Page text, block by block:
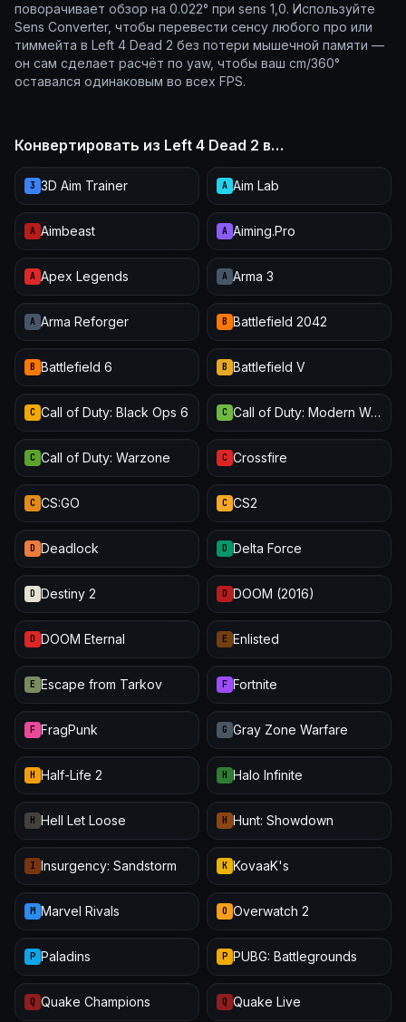
поворачивает обзор на 0.022° при sens 1,0. Используйте
Sens Converter, чтобы перевести сенсу любого про или
тиммейта в Left 4 Dead 2 без потери мышечной памяти —
он сам сделает расчёт по yaw, чтобы ваш cm/360°
оставался одинаковым во всех FPS.
Конвертировать из Left 4 Dead 2 в…
3 3D Aim Trainer A Aim Lab
A Aimbeast A Aiming.Pro
A Apex Legends A Arma 3
A Arma Reforger B Battlefield 2042
B Battlefield 6 B Battlefield V
C Call of Duty: Black Ops 6 C Call of Duty: Modern Warfare III
C Call of Duty: Warzone C Crossfire
C CS:GO C CS2
D Deadlock D Delta Force
D Destiny 2 D DOOM (2016)
D DOOM Eternal E Enlisted
E Escape from Tarkov F Fortnite
F FragPunk G Gray Zone Warfare
H Half-Life 2 H Halo Infinite
H Hell Let Loose H Hunt: Showdown
I Insurgency: Sandstorm K KovaaK's
M Marvel Rivals O Overwatch 2
P Paladins P PUBG: Battlegrounds
Q Quake Champions Q Quake Live